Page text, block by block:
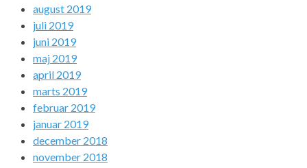
august 2019
juli 2019
juni 2019
maj 2019
april 2019
marts 2019
februar 2019
januar 2019
december 2018
november 2018